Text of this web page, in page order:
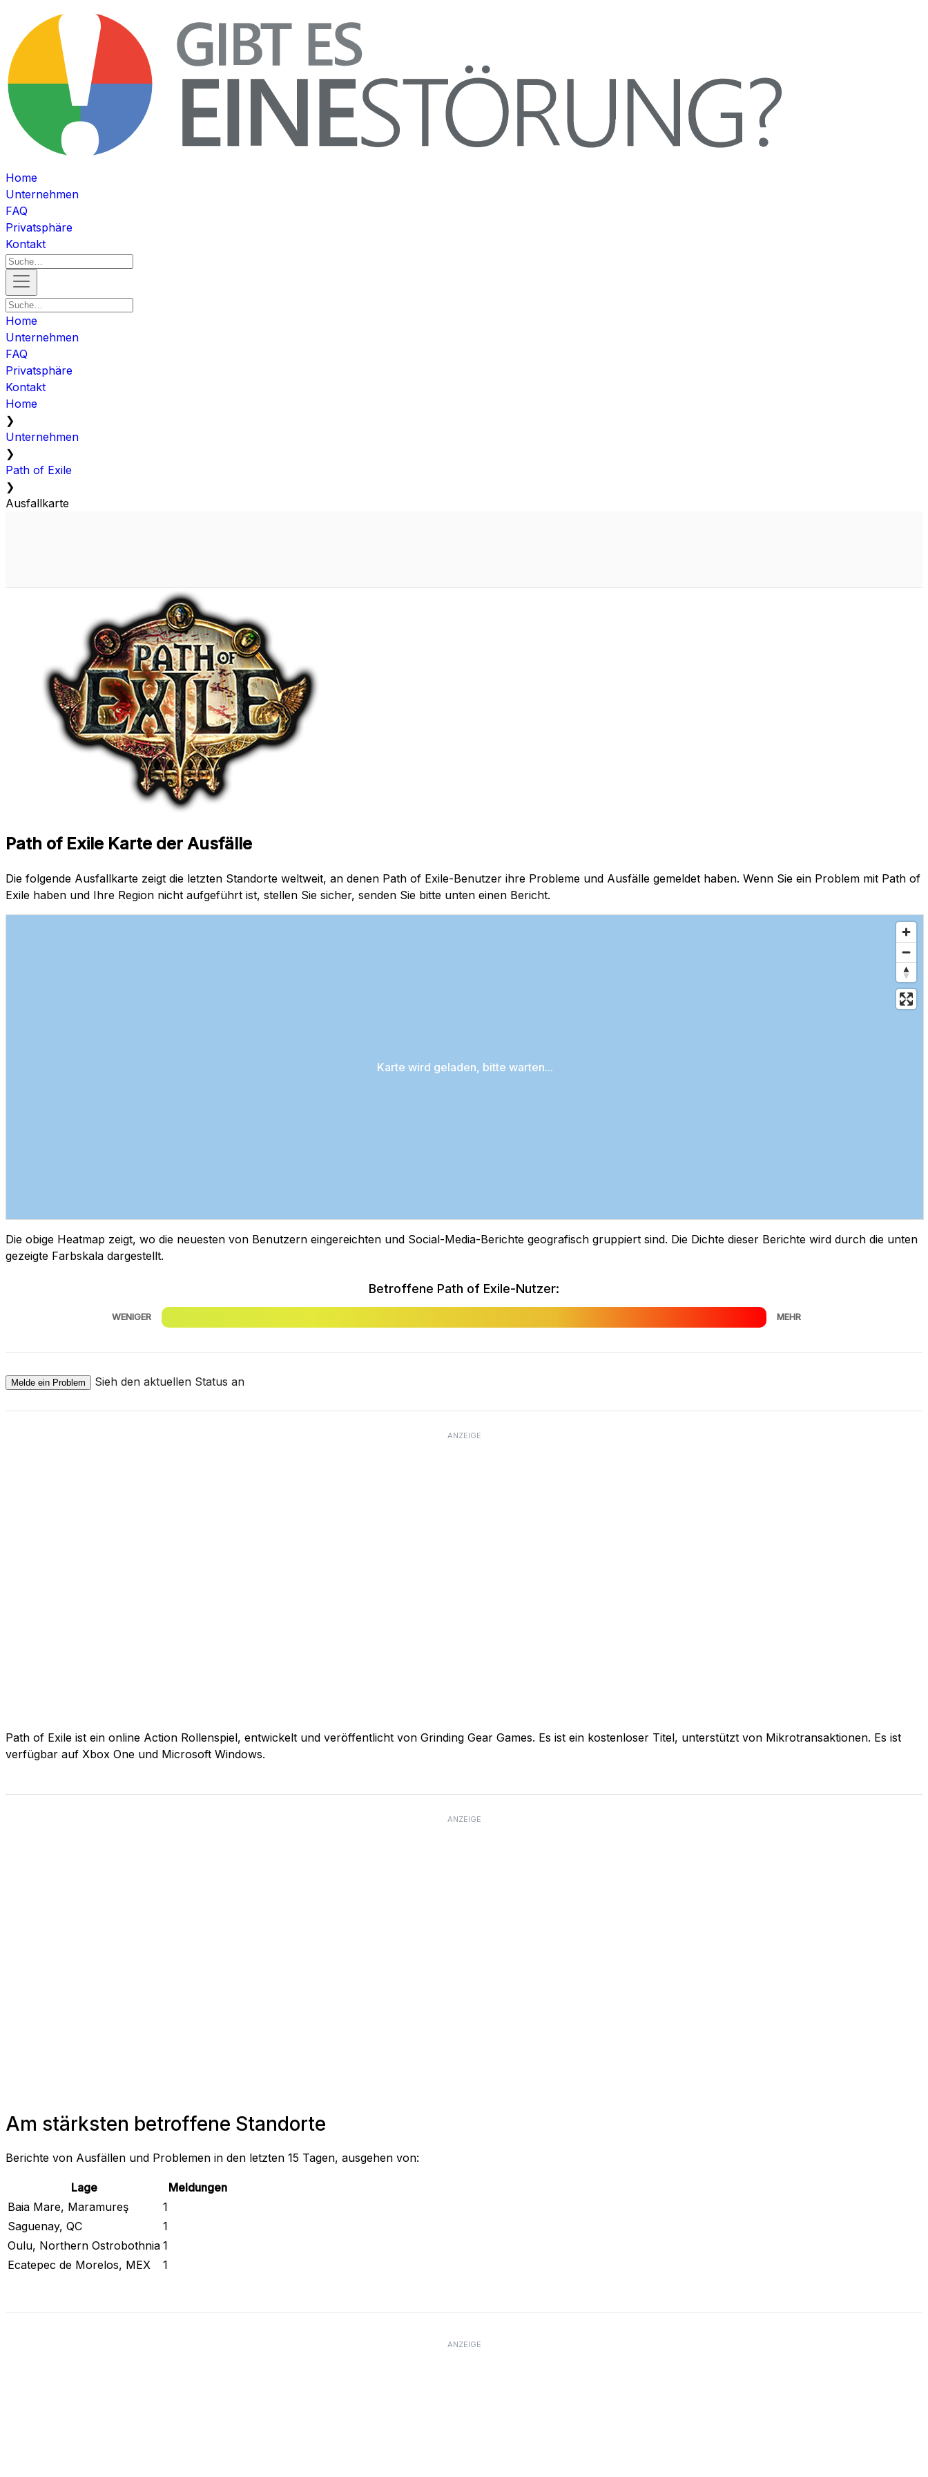
Home
Unternehmen
FAQ
Privatsphäre
Kontakt
Home
Unternehmen
FAQ
Privatsphäre
Kontakt
Home
❯
Unternehmen
❯
Path of Exile
❯
Ausfallkarte
Path of Exile Karte der Ausfälle
Die folgende Ausfallkarte zeigt die letzten Standorte weltweit, an denen Path of Exile-Benutzer ihre Probleme und Ausfälle gemeldet haben. Wenn Sie ein Problem mit Path of
Exile haben und Ihre Region nicht aufgeführt ist, stellen Sie sicher, senden Sie bitte unten einen Bericht.
Karte wird geladen, bitte warten...
Die obige Heatmap zeigt, wo die neuesten von Benutzern eingereichten und Social-Media-Berichte geografisch gruppiert sind. Die Dichte dieser Berichte wird durch die unten
gezeigte Farbskala dargestellt.
Betroffene Path of Exile-Nutzer:
WENIGER MEHR
Melde ein Problem Sieh den aktuellen Status an
ANZEIGE
Path of Exile ist ein online Action Rollenspiel, entwickelt und veröffentlicht von Grinding Gear Games. Es ist ein kostenloser Titel, unterstützt von Mikrotransaktionen. Es ist
verfügbar auf Xbox One und Microsoft Windows.
ANZEIGE
Am stärksten betroffene Standorte
Berichte von Ausfällen und Problemen in den letzten 15 Tagen, ausgehen von:
Lage
Meldungen
Baia Mare, Maramureş
1
Saguenay, QC
1
Oulu, Northern Ostrobothnia 1
Ecatepec de Morelos, MEX
1
ANZEIGE